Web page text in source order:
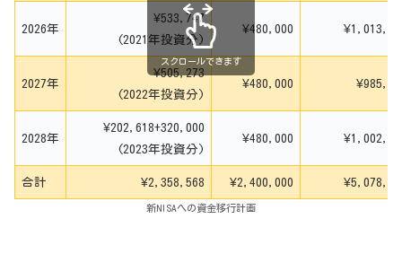
2026年
¥533,747
(2021年投資分)
¥480,000
2027年
¥505,273
(2022年投資分)
¥480,000
2028年
¥202,618+320,000
(2023年投資分)
¥480,000
合計 ¥2,358,568 ¥2,400,000
スクロールできます
新NISAへの資金移行計画